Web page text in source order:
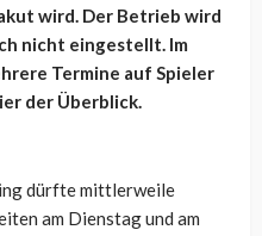
wird. Der Betrieb wird
nicht eingestellt. Im
Termine auf Spieler
der Überblick.
dürfte mittlerweile
am Dienstag und am